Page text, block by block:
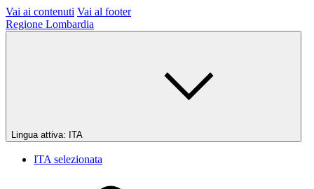
Vai ai contenuti Vai al footer
Regione Lombardia
Lingua attiva: ITA
ITA selezionata